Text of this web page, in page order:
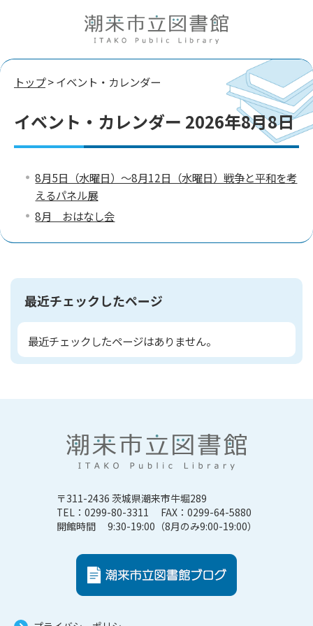
トップ> イベント・カレンダー
イベント・カレンダー 2026年8月8日
8月5日（水曜日）～8月12日（水曜日）戦争と平和を考
えるパネル展
8月 おはなし会
最近チェックしたページ
最近チェックしたページはありません。
〒311-2436 茨城県潮来市牛堀289
TEL：0299-80-3311 FAX：0299-64-5880
開館時間 9:30-19:00（8月のみ9:00-19:00）